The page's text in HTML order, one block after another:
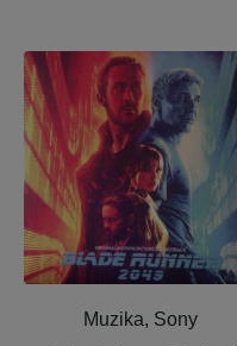
Muzika, Sony